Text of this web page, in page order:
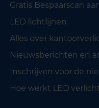
Gratis Bespaarscan
LED lichtlijnen
Alles over
Nieuwsberichten en
Inschrijven voor de
Hoe werkt LED